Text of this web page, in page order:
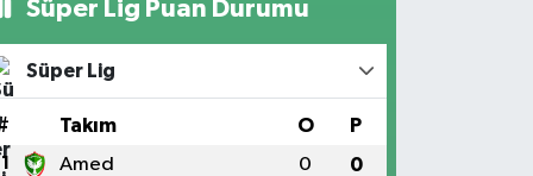
Süper Lig Puan Durumu
Süper Lig
Takım O P
1 Amed 0 0